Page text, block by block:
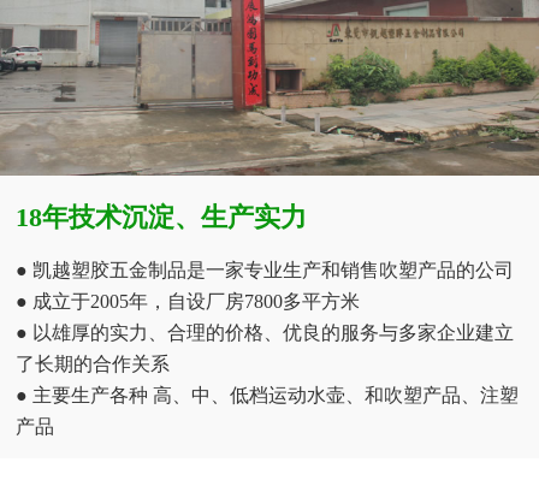
18年技术沉淀、生产实力
● 凯越塑胶五金制品是一家专业生产和销售吹塑产品的公司
● 成立于2005年，自设厂房7800多平方米
● 以雄厚的实力、合理的价格、优良的服务与多家企业建立
了长期的合作关系
● 主要生产各种 高、中、低档运动水壶、和吹塑产品、注塑
产品